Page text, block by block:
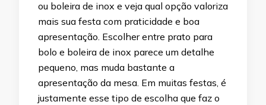
ou boleira de inox e veja qual opção valoriza
mais sua festa com praticidade e boa
apresentação. Escolher entre prato para
bolo e boleira de inox parece um detalhe
pequeno, mas muda bastante a
apresentação da mesa. Em muitas festas, é
justamente esse tipo de escolha que faz o